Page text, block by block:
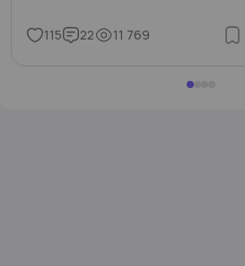
115 22 11 769